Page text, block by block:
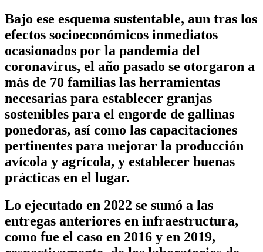
Bajo ese esquema sustentable, aun tras los
efectos socioeconómicos inmediatos
ocasionados por la pandemia del
coronavirus, el año pasado se otorgaron a
más de 70 familias las herramientas
necesarias para establecer granjas
sostenibles para el engorde de gallinas
ponedoras, así como las capacitaciones
pertinentes para mejorar la producción
avícola y agrícola, y establecer buenas
prácticas en el lugar.
Lo ejecutado en 2022 se sumó a las
entregas anteriores en infraestructura,
como fue el caso en 2016 y en 2019,